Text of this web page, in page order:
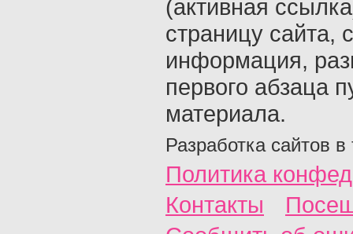
(активная
страницу сайта,
информация,
первого абзаца
материала.
Разработка сайтов в
Политика
Контакты